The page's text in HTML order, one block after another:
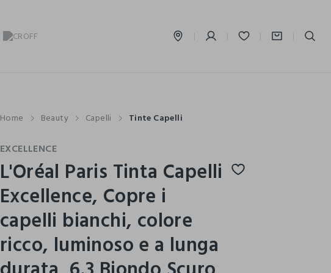
Home Beauty Capelli Tinte Capelli
EXCELLENCE
L'Oréal Paris Tinta Capelli
Excellence, Copre i
capelli bianchi, colore
ricco, luminoso e a lunga